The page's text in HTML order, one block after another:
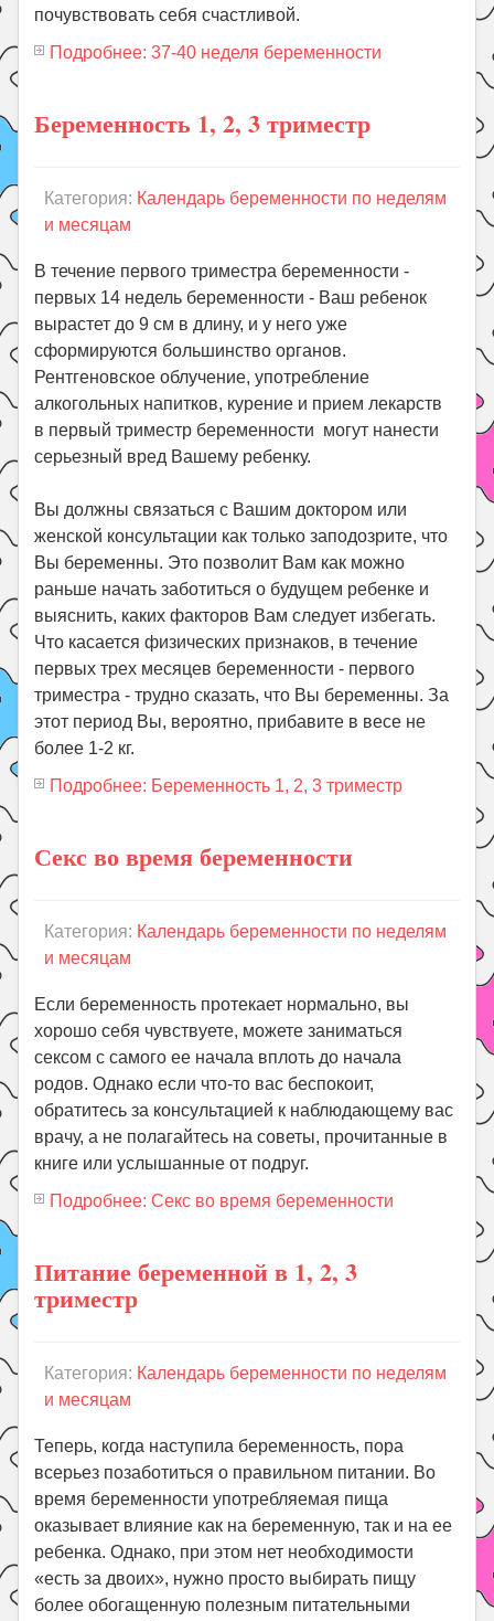
почувствовать себя счастливой.
Подробнее: 37-40 неделя беременности
Беременность 1, 2, 3 триместр
Категория: Календарь беременности по неделям
и месяцам
В течение первого триместра беременности -
первых 14 недель беременности - Ваш ребенок
вырастет до 9 см в длину, и у него уже
сформируются большинство органов.
Рентгеновское облучение, употребление
алкогольных напитков, курение и прием лекарств
в первый триместр беременности могут нанести
серьезный вред Вашему ребенку.
Вы должны связаться с Вашим доктором или
женской консультации как только заподозрите, что
Вы беременны. Это позволит Вам как можно
раньше начать заботиться о будущем ребенке и
выяснить, каких факторов Вам следует избегать.
Что касается физических признаков, в течение
первых трех месяцев беременности - первого
триместра - трудно сказать, что Вы беременны. За
этот период Вы, вероятно, прибавите в весе не
более 1-2 кг.
Подробнее: Беременность 1, 2, 3 триместр
Секс во время беременности
Категория: Календарь беременности по неделям
и месяцам
Если беременность протекает нормально, вы
хорошо себя чувствуете, можете заниматься
сексом с самого ее начала вплоть до начала
родов. Однако если что-то вас беспокоит,
обратитесь за консультацией к наблюдающему вас
врачу, а не полагайтесь на советы, прочитанные в
книге или услышанные от подруг.
Подробнее: Секс во время беременности
Питание беременной в 1, 2, 3
триместр
Категория: Календарь беременности по неделям
и месяцам
Теперь, когда наступила беременность, пора
всерьез позаботиться о правильном питании. Во
время беременности употребляемая пища
оказывает влияние как на беременную, так и на ее
ребенка. Однако, при этом нет необходимости
«есть за двоих», нужно просто выбирать пищу
более обогащенную полезным питательными